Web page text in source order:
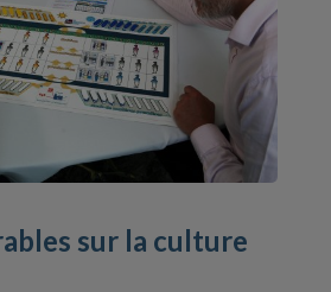
sur la culture